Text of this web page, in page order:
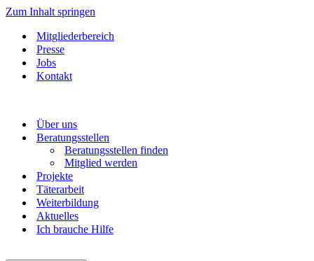
Zum Inhalt springen
Mitgliederbereich
Presse
Jobs
Kontakt
Über uns
Beratungsstellen
Beratungsstellen finden
Mitglied werden
Projekte
Täterarbeit
Weiterbildung
Aktuelles
Ich brauche Hilfe